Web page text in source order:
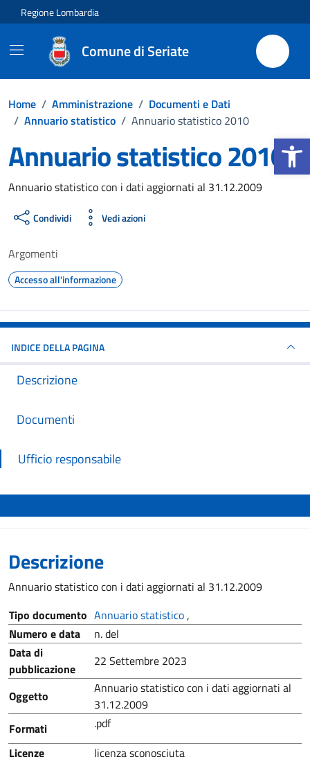
Apri la
Vai ai contenuti
Vai al footer
Regione Lombardia
Comune di Seriate
Home / Amministrazione / Documenti e Dati
/ Annuario statistico / Annuario statistico 2010
Annuario statistico 2010
Dettagli del documento
Annuario statistico con i dati aggiornati al 31.12.2009
Condividi Vedi azioni
Argomenti
Accesso all'informazione
INDICE DELLA PAGINA
Descrizione
Documenti
Ufficio responsabile
Descrizione
Annuario statistico con i dati aggiornati al 31.12.2009
Tipo documento Annuario statistico,
Numero e data
n. del
Data di
pubblicazione
22 Settembre 2023
Oggetto
Annuario statistico con i dati aggiornati al
31.12.2009
Formati
.pdf
Licenze
licenza sconosciuta